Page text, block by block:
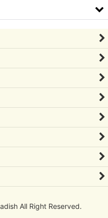
ラバード
ルミ /Oiva Toikka/オイ
All Right Reserved.